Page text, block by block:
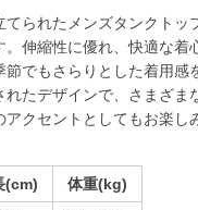
てられたメンズタンクトッ
。伸縮性に優れ、快適な着
節でもさらりとした着用感
れたデザインで、さまざま
クセントとしてもお楽し
(cm) 体重(kg)